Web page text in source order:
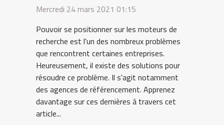
Mercredi 24 mars 2021 01:15
Pouvoir se positionner sur les moteurs de
recherche est l'un des nombreux problèmes
que rencontrent certaines entreprises.
Heureusement, il existe des solutions pour
résoudre ce problème. Il s'agit notamment
des agences de référencement. Apprenez
davantage sur ces dernières à travers cet
article...